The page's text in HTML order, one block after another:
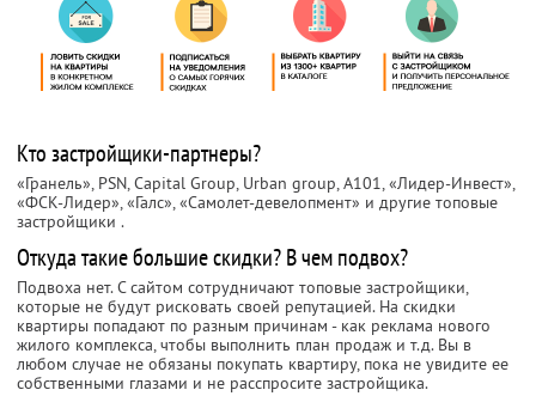
Кто застройщики-партнеры?
«Гранель», PSN, Capital Group, Urban group, А101, «Лидер-Инвест»,
«ФСК-Лидер», «Галс», «Самолет-девелопмент» и другие топовые
застройщики .
Откуда такие большие скидки? В чем подвох?
Подвоха нет. С сайтом сотрудничают топовые застройщики,
которые не будут рисковать своей репутацией. На скидки
квартиры попадают по разным причинам - как реклама нового
жилого комплекса, чтобы выполнить план продаж и т.д. Вы в
любом случае не обязаны покупать квартиру, пока не увидите ее
собственными глазами и не расспросите застройщика.